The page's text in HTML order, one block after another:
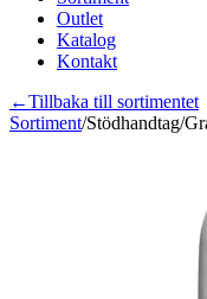
Outlet
Katalog
Kontakt
←Tillbaka till sortimentet
Sortiment/Stödhandtag/